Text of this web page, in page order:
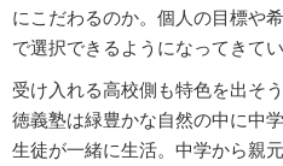
にこだわるのか。個人の目標や
で選択できるようになってきてい
受け入れる高校側も特色を出そ
徳義塾は緑豊かな自然の中に中
生徒が一緒に生活。中学から親